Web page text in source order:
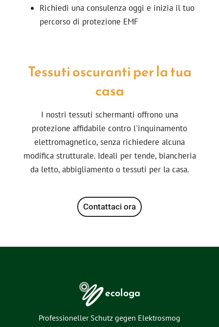
Richiedi una consulenza oggi e inizia il tuo
percorso di protezione EMF
Tessuti oscuranti per la tua
casa
I nostri tessuti schermanti offrono una
protezione affidabile contro l'inquinamento
elettromagnetico, senza richiedere alcuna
modifica strutturale. Ideali per tende, biancheria
da letto, abbigliamento o tessuti per la casa.
Contattaci ora
ecologa
Professioneller Schutz gegen Elektrosmog